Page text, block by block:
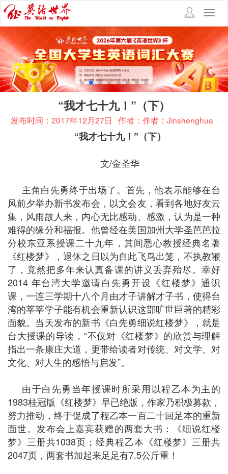
“我才七十九！”（下）
发布时间：2017年12月27日 作者：作者：Jinshenghua
“我才七十九！”（下）
文/金圣华
主角白先勇终于出场了。首先，他表示能够在台
风前夕举办新书发布会，以文会友，看到各地好友云
集，风雨故人来，内心无比感动、感激，认为是一种
难得的缘分和福报。他曾经在美国加州大学圣芭芭拉
分校东亚系授课二十九年，其间悉心教授经典名著
《红楼梦》，退休之日以为自此飞鸟出笼，不执教鞭
了，竟然把多年来认真备课的讲义丢弃殆尽。幸好
2014 年台湾大学邀请白先勇开设《红楼梦》通识
课，一连三学期十八个月由才子讲解才子书，使得台
湾的莘莘学子能有机会重新认识这部旷世巨著的精彩
面貌。当天发布的新书《白先勇细说红楼梦》，就是
台大授课的导读，“不仅对《红楼梦》的欣赏与理解
指出一条康庄大道，更带给读者对传统、对文学、对
文化、对人生的感悟与启发”。
由于白先勇当年授课时所采用以程乙本为主的
1983桂冠版《红楼梦》早已绝版，作家乃积极募款，
努力推动，终于促成了程乙本一百二十回足本的重新
面世。发布会上嘉宾获赠的两套大书：《细说红楼
梦》三册共1038页；经典程乙本《红楼梦》三册共
2047页，两套书加起来足足有7.5公斤重！